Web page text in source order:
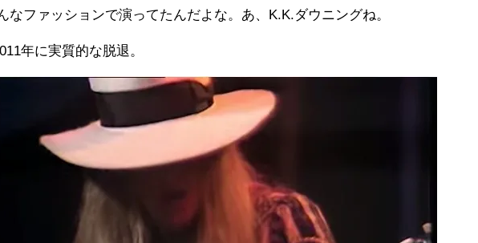
なファッションで演ってたんだよな。あ、K.K.ダウニングね。
年に実質的な脱退。